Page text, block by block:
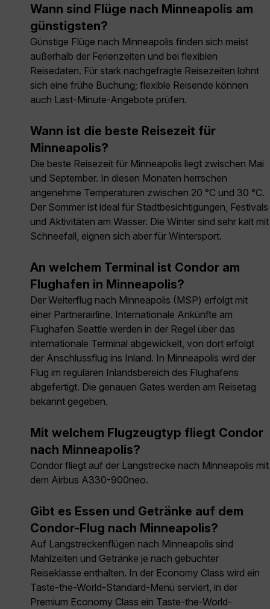
Wann sind Flüge nach Minneapolis am
günstigsten?
Günstige Flüge nach Minneapolis finden sich meist
außerhalb der Ferienzeiten und bei flexiblen
Reisedaten. Für stark nachgefragte Reisezeiten lohnt
sich eine frühe Buchung; flexible Reisende können
auch Last-Minute-Angebote prüfen.
Wann ist die beste Reisezeit für
Minneapolis?
Die beste Reisezeit für Minneapolis liegt zwischen Mai
und September. In diesen Monaten herrschen
angenehme Temperaturen zwischen 20 °C und 30 °C.
Der Sommer ist ideal für Stadtbesichtigungen, Festivals
und Aktivitäten am Wasser. Die Winter sind sehr kalt mit
Schneefall, eignen sich aber für Wintersport.
An welchem Terminal ist Condor am
Flughafen in Minneapolis?
Der Weiterflug nach Minneapolis (MSP) erfolgt mit
einer Partnerairline. Internationale Ankünfte am
Flughafen Seattle werden in der Regel über das
internationale Terminal abgewickelt, von dort erfolgt
der Anschlussflug ins Inland. In Minneapolis wird der
Flug im regulären Inlandsbereich des Flughafens
abgefertigt. Die genauen Gates werden am Reisetag
bekannt gegeben.
Mit welchem Flugzeugtyp fliegt Condor
nach Minneapolis?
Condor fliegt auf der Langstrecke nach Minneapolis mit
dem Airbus A330-900neo.
Gibt es Essen und Getränke auf dem
Condor-Flug nach Minneapolis?
Auf Langstreckenflügen nach Minneapolis sind
Mahlzeiten und Getränke je nach gebuchter
Reiseklasse enthalten. In der Economy Class wird ein
Taste-the-World-Standard-Menü serviert, in der
Premium Economy Class ein Taste-the-World-